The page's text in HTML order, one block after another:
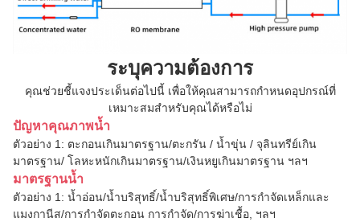
ระบุความต้องการ
คุณช่วยชี้แจงประเด็นต่อไปนี้ เพื่อให้คุณสามารถกำหนดอุปกรณ์ที่
เหมาะสมสำหรับคุณได้หรือไม่
ปัญหาคุณภาพน้ำ
ตัวอย่าง 1: ตะกอนเกินมาตรฐาน/ตะกรัน / น้ำขุ่น / จุลินทรีย์เกิน
มาตรฐาน/ โลหะหนักเกินมาตรฐาน/เงินหยูเกินมาตรฐาน ฯลฯ
มาตรฐานน้ำ
ตัวอย่าง 1: น้ำอ่อน/น้ำบริสุทธิ์/น้ำบริสุทธิ์พิเศษ/การกำจัดเหล็กและ
แมงกานีส/การกำจัดตะกอน การกำจัด/การฆ่าเชื้อ, ฯลฯ